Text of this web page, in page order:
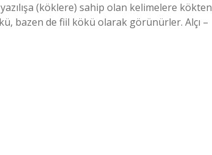
(köklere) sahip olan kelimelere kökten
bazen de fiil kökü olarak görünürler. Alçı –